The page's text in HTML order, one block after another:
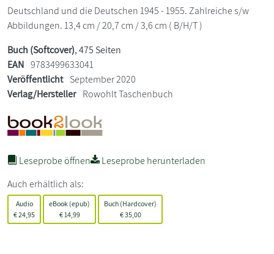
Deutschland und die Deutschen 1945 - 1955. Zahlreiche s/w
Abbildungen. 13,4 cm / 20,7 cm / 3,6 cm ( B/H/T )
Buch (Softcover), 475 Seiten
EAN 9783499633041
Veröffentlicht September 2020
Verlag/Hersteller Rowohlt Taschenbuch
Leseprobe öffnen
Leseprobe herunterladen
Auch erhältlich als:
Audio
€24,95
eBook (epub)
€14,99
Buch (Hardcover)
€35,00